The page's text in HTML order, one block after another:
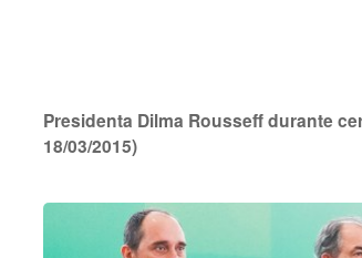
Presidenta Dilma Rousseff durante
18/03/2015)